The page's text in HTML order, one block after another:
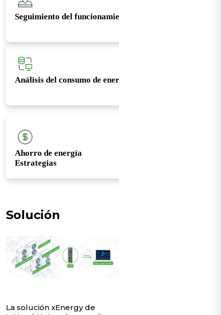
Seguimiento del funcionamiento del aire acondicionado
Análisis del consumo de energía
Ahorro de energía
Estrategias
Solución
La solución xEnergy de